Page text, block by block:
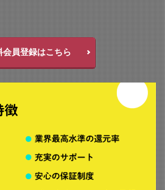
会員登録はこちら